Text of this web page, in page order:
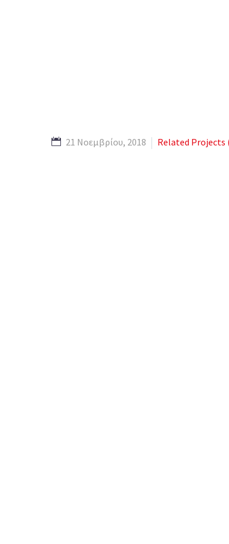
21 Νοεμβρίου, 2018 Related Projects